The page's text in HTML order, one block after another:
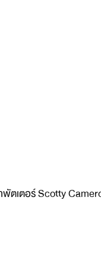
พัตเตอร์ Scotty